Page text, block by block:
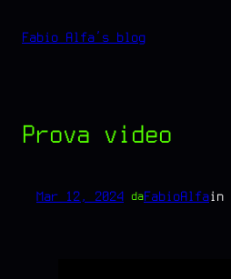
Fabio Alfa's blog
Prova video
Mar 12, 2024 daFabioAlfain